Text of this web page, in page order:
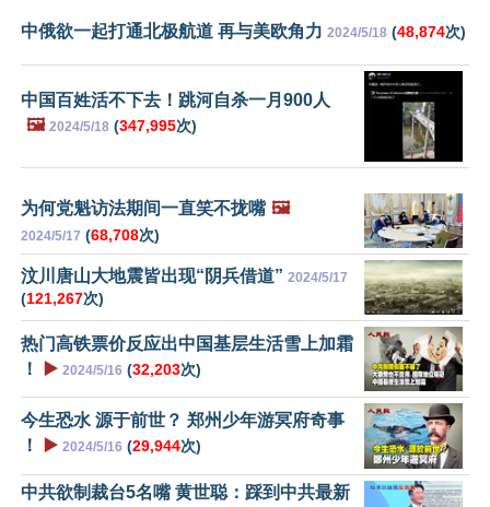
中俄欲一起打通北极航道 再与美欧角力 2024/5/18 (48,874次)
中国百姓活不下去！跳河自杀一月900人
🖼️ 2024/5/18 (347,995次)
为何党魁访法期间一直笑不拢嘴 🖼️
2024/5/17 (68,708次)
汶川唐山大地震皆出现“阴兵借道” 2024/5/17
(121,267次)
热门高铁票价反应出中国基层生活雪上加霜
！
▶️ 2024/5/16 (32,203次)
今生恐水 源于前世？ 郑州少年游冥府奇事
！
▶️ 2024/5/16 (29,944次)
中共欲制裁台5名嘴 黄世聪：踩到中共最新